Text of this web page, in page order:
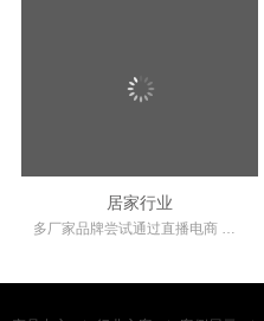
居家行业
多厂家品牌尝试通过直播电商 家居家装行业的消